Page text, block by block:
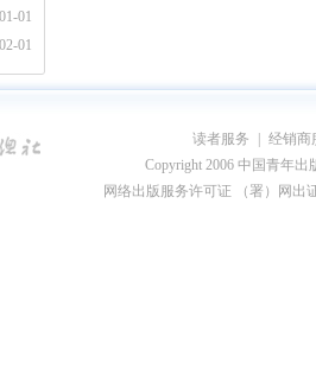
01-01
02-01
读者服务
经销商
Copyright 2006 中国青年出
网络出版服务许可证 （署）网出